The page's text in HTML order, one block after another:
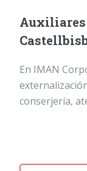
En IMAN
conserjería,